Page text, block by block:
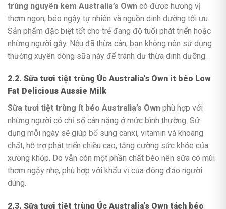
trùng nguyên kem Australia’s Own có được hương vị
thơm ngon, béo ngậy tự nhiên và nguồn dinh dưỡng tối ưu.
Sản phẩm đặc biệt tốt cho trẻ đang độ tuổi phát triển hoặc
những người gầy. Nếu đã thừa cân, bạn không nên sử dụng
thường xuyên dòng sữa này để tránh dư thừa dinh dưỡng.
2.2. Sữa tươi tiệt trùng Úc Australia’s Own ít béo Low
Fat Delicious Aussie Milk
Sữa tươi tiệt trùng ít béo Australia’s Own phù hợp với
những người có chỉ số cân nặng ở mức bình thường. Sử
dụng mỗi ngày sẽ giúp bổ sung canxi, vitamin và khoáng
chất, hỗ trợ phát triển chiều cao, tăng cường sức khỏe của
xương khớp. Do vẫn còn một phần chất béo nên sữa có mùi
thơm ngậy nhẹ, phù hợp với khẩu vị của đông đảo người
dùng.
2.3. Sữa tươi tiệt trùng Úc Australia’s Own tách béo